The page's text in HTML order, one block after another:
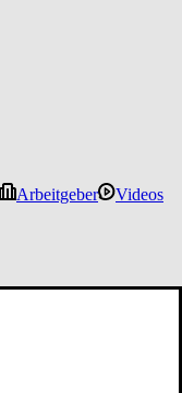
Arbeitgeber
Videos